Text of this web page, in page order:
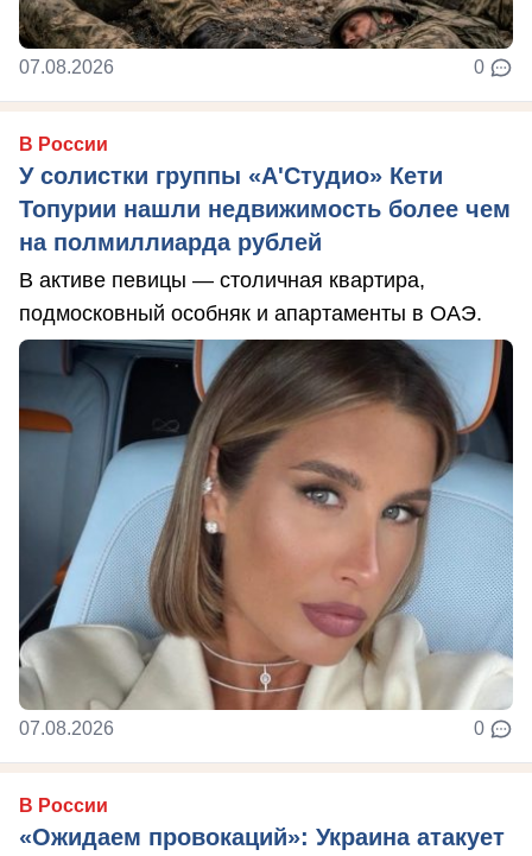
07.08.2026 0
В России
У солистки группы «А'Студио» Кети
Топурии нашли недвижимость более чем
на полмиллиарда рублей
В активе певицы — столичная квартира,
подмосковный особняк и апартаменты в ОАЭ.
07.08.2026 0
В России
«Ожидаем провокаций»: Украина атакует